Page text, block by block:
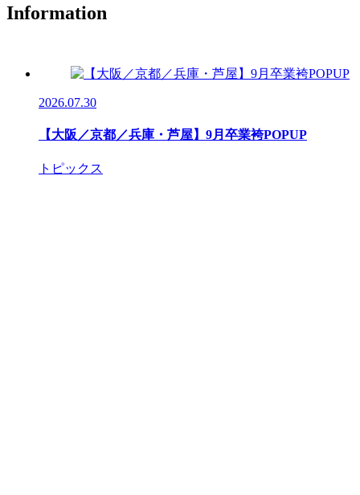
Information
2026.07.30
【大阪／京都／兵庫・芦屋】9月卒業袴POPUP
トピックス